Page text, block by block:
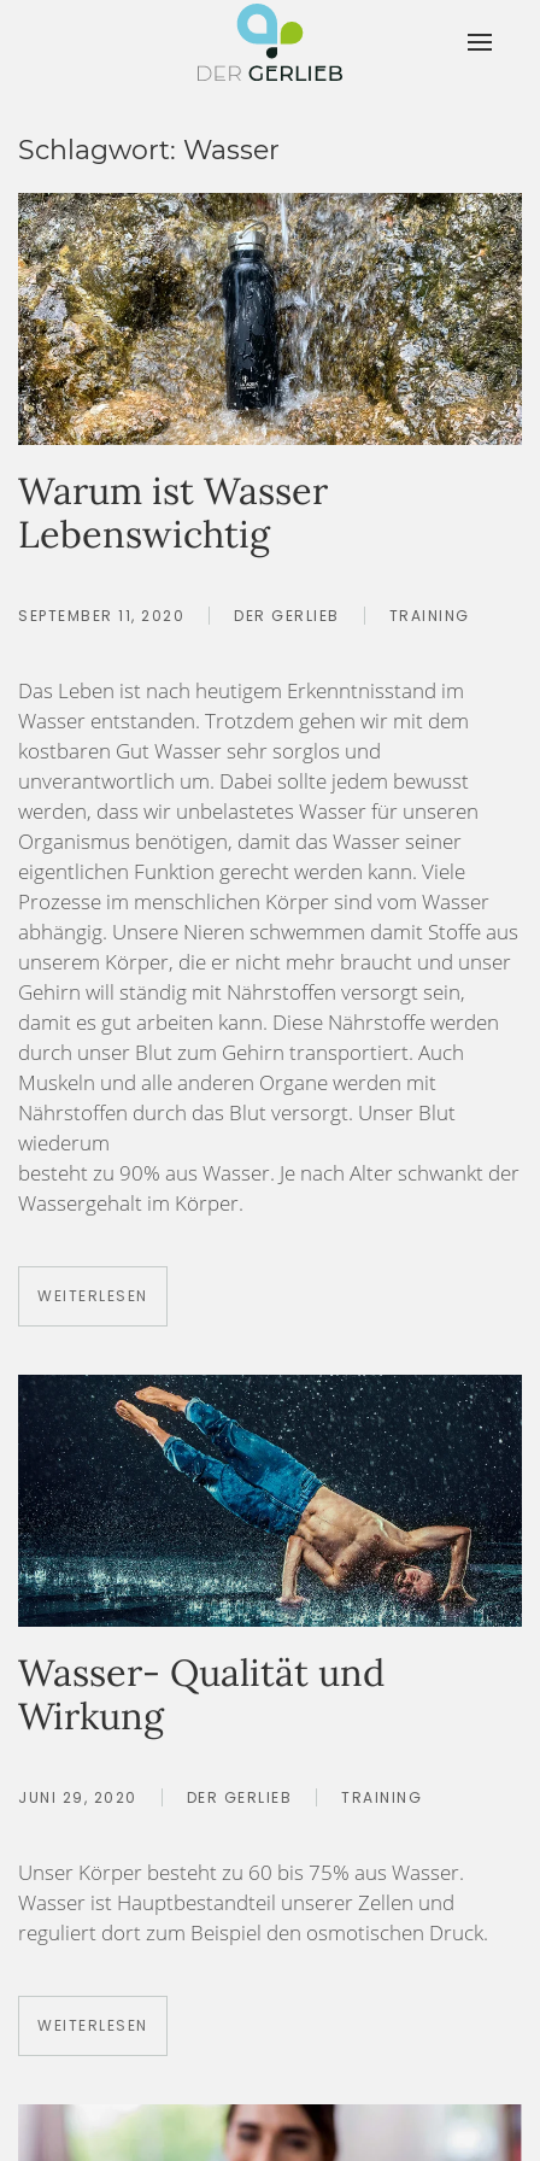
Schlagwort: Wasser
Warum ist Wasser
Lebenswichtig
SEPTEMBER 11, 2020 DER GERLIEB TRAINING
Das Leben ist nach heutigem Erkenntnisstand im
Wasser entstanden. Trotzdem gehen wir mit dem
kostbaren Gut Wasser sehr sorglos und
unverantwortlich um. Dabei sollte jedem bewusst
werden, dass wir unbelastetes Wasser für unseren
Organismus benötigen, damit das Wasser seiner
eigentlichen Funktion gerecht werden kann. Viele
Prozesse im menschlichen Körper sind vom Wasser
abhängig. Unsere Nieren schwemmen damit Stoffe aus
unserem Körper, die er nicht mehr braucht und unser
Gehirn will ständig mit Nährstoffen versorgt sein,
damit es gut arbeiten kann. Diese Nährstoffe werden
durch unser Blut zum Gehirn transportiert. Auch
Muskeln und alle anderen Organe werden mit
Nährstoffen durch das Blut versorgt. Unser Blut
wiederum
besteht zu 90% aus Wasser. Je nach Alter schwankt der
Wassergehalt im Körper.
WEITERLESEN
Wasser- Qualität und
Wirkung
JUNI 29, 2020 DER GERLIEB TRAINING
Unser Körper besteht zu 60 bis 75% aus Wasser.
Wasser ist Hauptbestandteil unserer Zellen und
reguliert dort zum Beispiel den osmotischen Druck.
WEITERLESEN